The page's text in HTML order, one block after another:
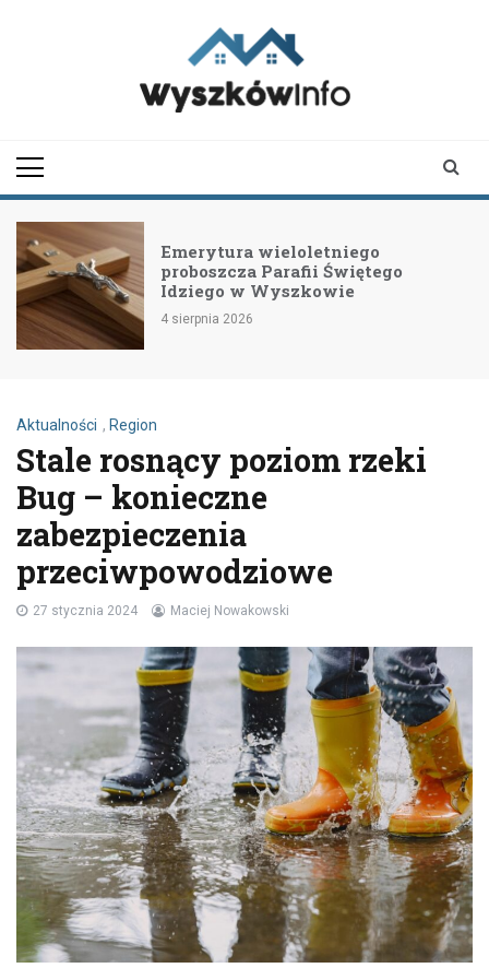
Emerytura wieloletniego
proboszcza Parafii Świętego
Idziego w Wyszkowie
4 sierpnia 2026
Aktualności , Region
Stale rosnący poziom rzeki
Bug – konieczne
zabezpieczenia
przeciwpowodziowe
27 stycznia 2024 Maciej Nowakowski